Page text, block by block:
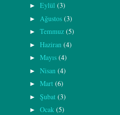
► Eylül (3)
► Ağustos (3)
► Temmuz (5)
► Haziran (4)
► Mayıs (4)
► Nisan (4)
► Mart (6)
► Şubat (3)
► Ocak (5)